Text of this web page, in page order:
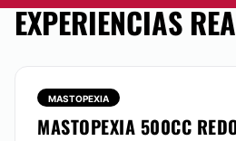
EXPERIENCIAS
MASTOPEXIA
MASTOPEXIA 500CC